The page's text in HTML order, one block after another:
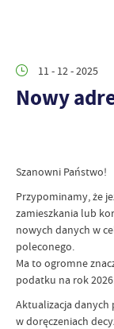
11 - 12 - 2025
Nowy
Szanowni Państwo!
Przypominamy, że
zamieszkania lub
nowych danych w
poleconego.
Ma to ogromne
podatku na rok
Aktualizacja danych
w doręczeniach